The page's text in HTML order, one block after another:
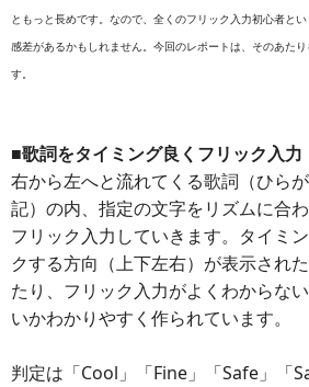
ともっと長めです。なので、全くのフリック入力初心者と
感差があるかもしれません。今回のレポートは、そのあた
す。
■歌詞をタイミング良くフリック入力
右から左へと流れてくる歌詞（ひら
記）の内、指定の文字をリズムに合
フリック入力していきます。タイミ
クする方向（上下左右）が表示され
たり、フリック入力がよくわからな
いかわかりやすく作られています。
判定は「Cool」「Fine」「Safe」「